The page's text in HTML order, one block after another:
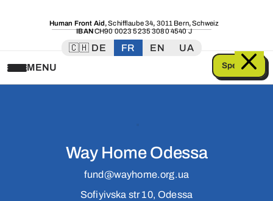
Human Front Aid,Schifflaube 34, 3011 Bern,Schweiz
IBANCH90 0023 5235 3080 4540 J
🇨🇭 DE FR EN
UA
MENU
Spenden
Way Home Odessa
fund@wayhome.org.ua
Sofiyivska str 10, Odessa